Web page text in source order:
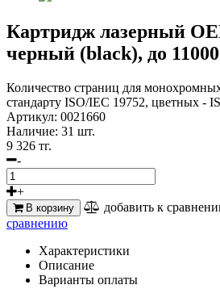
Картридж лазерный
черный (black), до
Количество страниц для
стандарту ISO/IEC 19752, цветных -
Артикул: 0021660
Наличие: 31 шт.
9 326 тг.
-
+
В корзину добавить к
сравнению
Характеристики
Описание
Варианты оплаты